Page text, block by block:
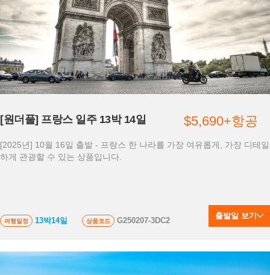
[원더풀] 프랑스 일주 13박 14일
[2025년] 10월 16일 출발 - 프랑스 한 나라를 가장 여유롭게, 가장 디테일
하게 관광할 수 있는 상품입니다.
여행일정 13박14일 상품코드 G250207-3DC2
$5,690+항공
출발일 보기